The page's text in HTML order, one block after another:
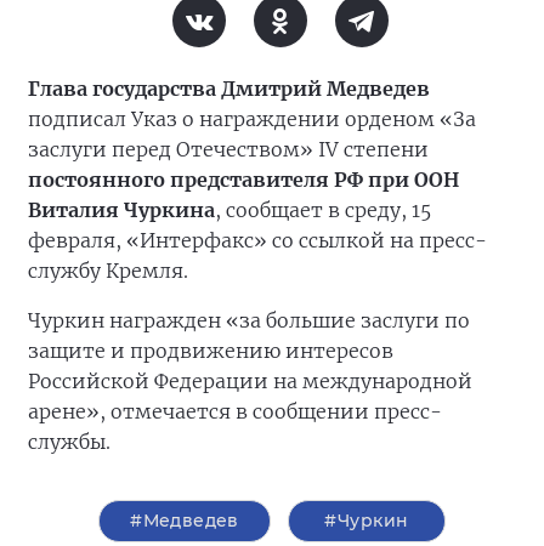
Глава государства Дмитрий Медведев
подписал Указ о награждении орденом «За
заслуги перед Отечеством» IV степени
постоянного представителя РФ при ООН
Виталия Чуркина, сообщает в среду, 15
февраля, «Интерфакс» со ссылкой на пресс-
службу Кремля.
Чуркин награжден «за большие заслуги по
защите и продвижению интересов
Российской Федерации на международной
арене», отмечается в сообщении пресс-
службы.
#Медведев #Чуркин